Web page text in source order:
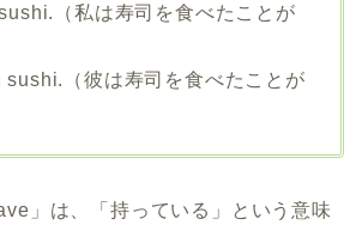
（私は寿司を食べたことが
sushi.（彼は寿司を食べたことが
」は、「持っている」という意味